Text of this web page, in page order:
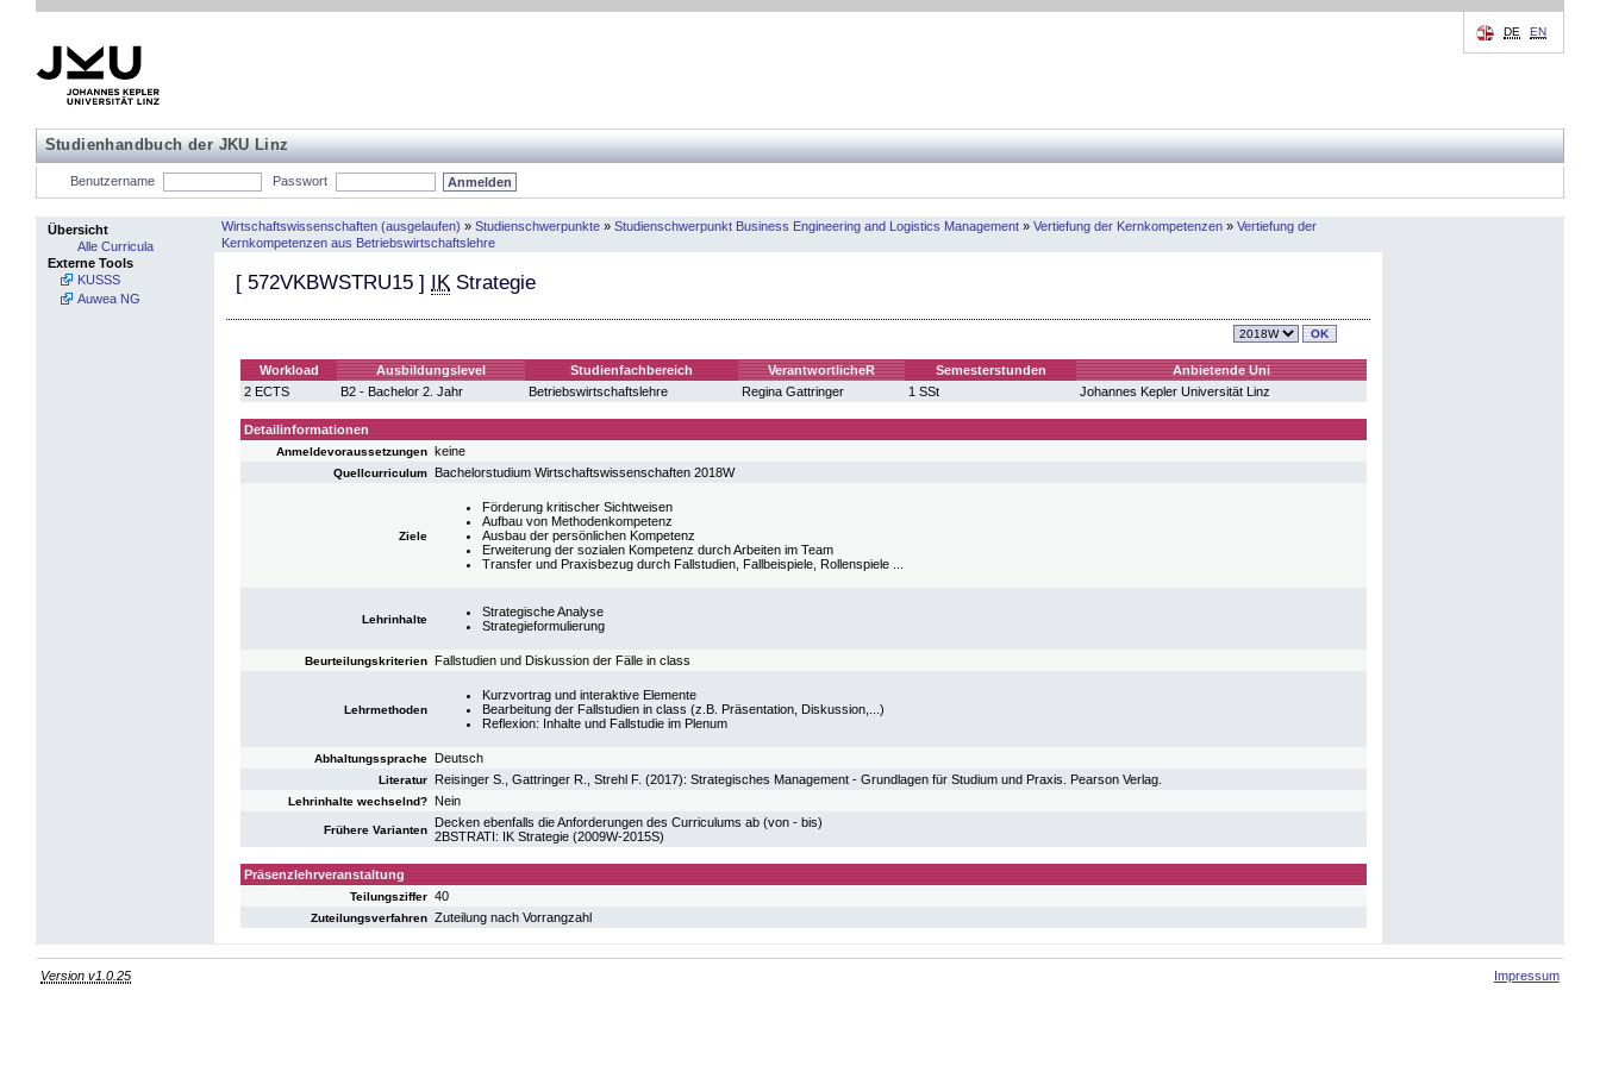
Studienhandbuch der JKU Linz
DE EN
Benutzername Passwort
Übersicht
Alle Curricula
Externe Tools
KUSSS
Auwea NG
Wirtschaftswissenschaften (ausgelaufen) » Studienschwerpunkte » Studienschwerpunkt Business Engineering and Logistics Management » Vertiefung der Kernkompetenzen » Vertiefung der
Kernkompetenzen aus Betriebswirtschaftslehre
[ 572VKBWSTRU15 ] IK Strategie
Workload Ausbildungslevel Studienfachbereich VerantwortlicheR Semesterstunden
Anbietende Uni
2 ECTS
B2 - Bachelor 2. Jahr Betriebswirtschaftslehre Regina Gattringer 1 SSt Johannes Kepler Universität Linz
Detailinformationen
Anmeldevoraussetzungen keine
Quellcurriculum Bachelorstudium Wirtschaftswissenschaften 2018W
Ziele
Förderung kritischer Sichtweisen
Aufbau von Methodenkompetenz
Ausbau der persönlichen Kompetenz
Erweiterung der sozialen Kompetenz durch Arbeiten im Team
Transfer und Praxisbezug durch Fallstudien, Fallbeispiele, Rollenspiele ...
Lehrinhalte
Strategische Analyse
Strategieformulierung
Beurteilungskriterien Fallstudien und Diskussion der Fälle in class
Lehrmethoden
Kurzvortrag und interaktive Elemente
Bearbeitung der Fallstudien in class (z.B. Präsentation, Diskussion,...)
Reflexion: Inhalte und Fallstudie im Plenum
Abhaltungssprache Deutsch
Literatur Reisinger S., Gattringer R., Strehl F. (2017): Strategisches Management - Grundlagen für Studium und Praxis. Pearson Verlag.
Lehrinhalte wechselnd? Nein
Frühere Varianten
Decken ebenfalls die Anforderungen des Curriculums ab (von - bis)
2BSTRATI: IK Strategie (2009W-2015S)
Präsenzlehrveranstaltung
Teilungsziffer 40
Zuteilungsverfahren Zuteilung nach Vorrangzahl
Version v1.0.25 Impressum